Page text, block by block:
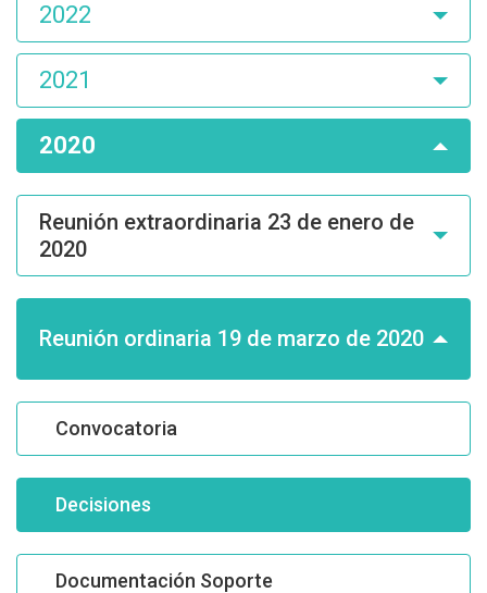
2022
2021
2020
Reunión extraordinaria 23 de enero de
2020
Reunión ordinaria 19 de marzo de 2020
Convocatoria
Decisiones
Documentación Soporte